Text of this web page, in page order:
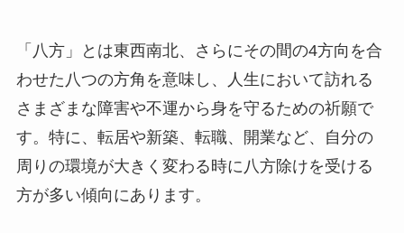
「八方」とは東西南北、さらにその間の4方向を合
わせた八つの方角を意味し、人生において訪れる
さまざまな障害や不運から身を守るための祈願で
す。特に、転居や新築、転職、開業など、自分の
周りの環境が大きく変わる時に八方除けを受ける
方が多い傾向にあります。